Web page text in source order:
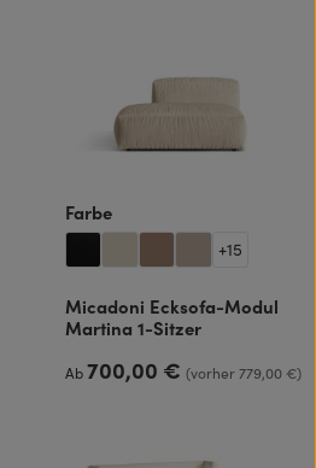
Farbeauswählen
+15
Micadoni Ecksofa-Modul
Martina 1-Sitzer
Regulärer Preis:
Ab700,00 €(vorher 779,00 €)